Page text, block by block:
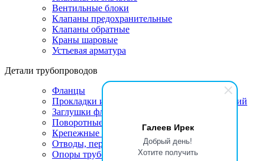
Галеев Ирек
Добрый день!
Хотите получить
Вентильные блоки
Клапаны предохранительные
Клапаны обратные
Краны шаровые
Устьевая арматура
Детали трубопроводов
Фланцы
Прокладки и линзы для фланцевых соединений
Заглушки фланцевые
Поворотные заглушки
Крепежные изделия
Отводы, переходы, тройники
Опоры трубопроводов